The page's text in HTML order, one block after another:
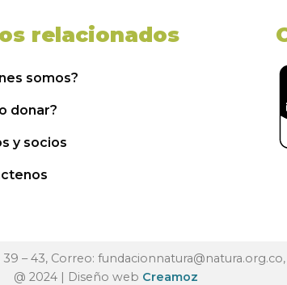
relacionados
somos?
donar?
y socios
– 43, Correo: fundacionnatura@natura.org.co
@ 2024 | Diseño web Creamoz